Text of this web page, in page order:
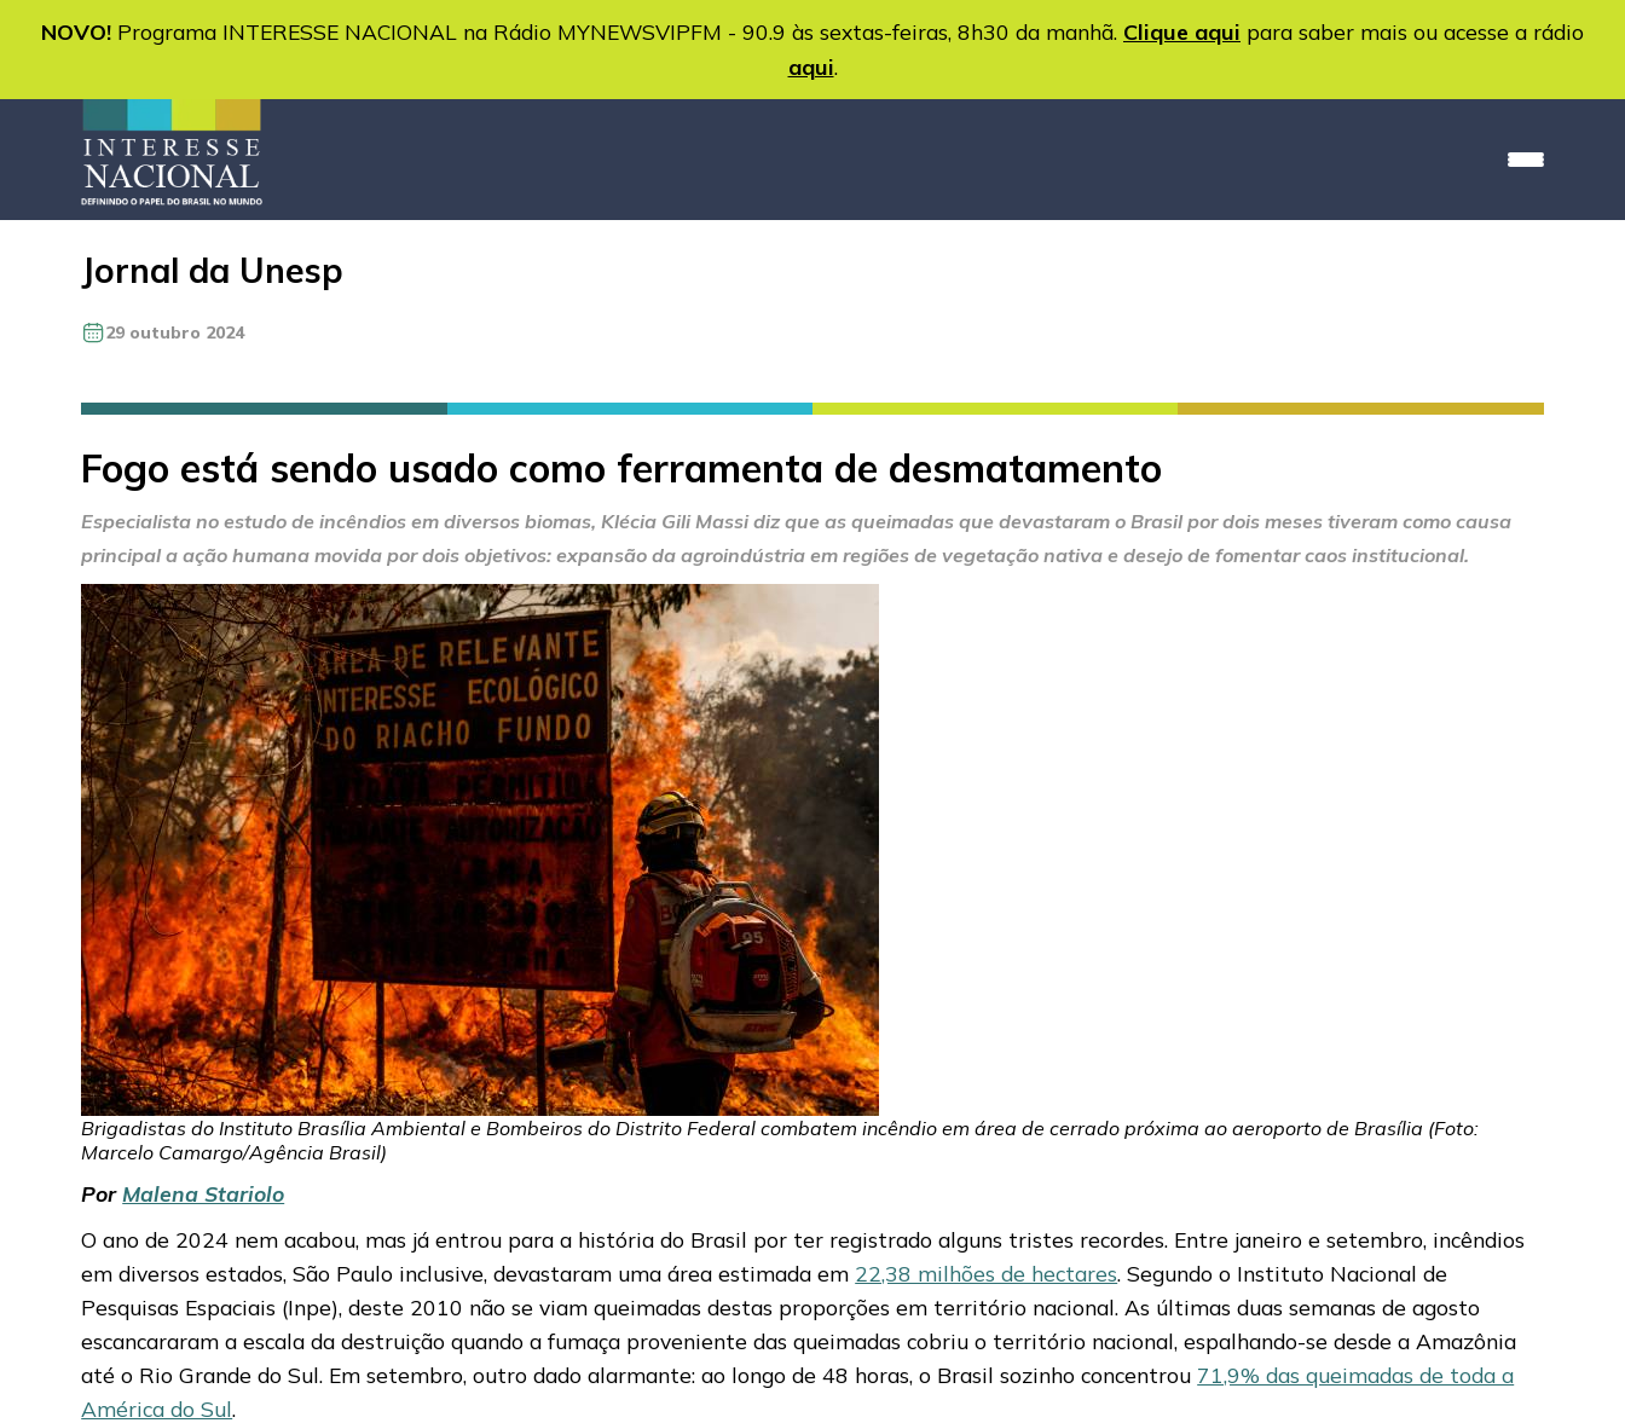
NOVO! Programa INTERESSE NACIONAL na Rádio MYNEWSVIPFM - 90.9 às sextas-feiras, 8h30 da manhã. Clique aqui para saber mais ou acesse a rádio
aqui.
Jornal da Unesp
29 outubro 2024
Fogo está sendo usado como ferramenta de desmatamento
Especialista no estudo de incêndios em diversos biomas, Klécia Gili Massi diz que as queimadas que devastaram o Brasil por dois meses tiveram como causa
principal a ação humana movida por dois objetivos: expansão da agroindústria em regiões de vegetação nativa e desejo de fomentar caos institucional.
Brigadistas do Instituto Brasília Ambiental e Bombeiros do Distrito Federal combatem incêndio em área de cerrado próxima ao aeroporto de Brasília (Foto:
Marcelo Camargo/Agência Brasil)
Por Malena Stariolo
O ano de 2024 nem acabou, mas já entrou para a história do Brasil por ter registrado alguns tristes recordes. Entre janeiro e setembro, incêndios
em diversos estados, São Paulo inclusive, devastaram uma área estimada em 22,38 milhões de hectares. Segundo o Instituto Nacional de
Pesquisas Espaciais (Inpe), deste 2010 não se viam queimadas destas proporções em território nacional. As últimas duas semanas de agosto
escancararam a escala da destruição quando a fumaça proveniente das queimadas cobriu o território nacional, espalhando-se desde a Amazônia
até o Rio Grande do Sul. Em setembro, outro dado alarmante: ao longo de 48 horas, o Brasil sozinho concentrou 71,9% das queimadas de toda a
América do Sul.